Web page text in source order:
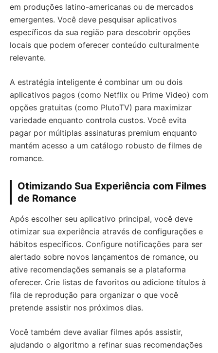
em produções latino-americanas ou de mercados
emergentes. Você deve pesquisar aplicativos
específicos da sua região para descobrir opções
locais que podem oferecer conteúdo culturalmente
relevante.
A estratégia inteligente é combinar um ou dois
aplicativos pagos (como Netflix ou Prime Video) com
opções gratuitas (como PlutoTV) para maximizar
variedade enquanto controla custos. Você evita
pagar por múltiplas assinaturas premium enquanto
mantém acesso a um catálogo robusto de filmes de
romance.
Otimizando Sua Experiência com Filmes
de Romance
Após escolher seu aplicativo principal, você deve
otimizar sua experiência através de configurações e
hábitos específicos. Configure notificações para ser
alertado sobre novos lançamentos de romance, ou
ative recomendações semanais se a plataforma
oferecer. Crie listas de favoritos ou adicione títulos à
fila de reprodução para organizar o que você
pretende assistir nos próximos dias.
Você também deve avaliar filmes após assistir,
ajudando o algoritmo a refinar suas recomendações